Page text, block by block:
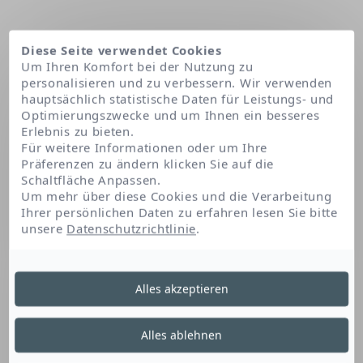
Startseite Brassica campestris (rapeseed) sterols
Brassica Campestris
(Rapeseed) Sterols
Diese Seite verwendet Cookies
Um Ihren Komfort bei der Nutzung zu
personalisieren und zu verbessern. Wir verwenden
hauptsächlich statistische Daten für Leistungs- und
Optimierungszwecke und um Ihnen ein besseres
Erlebnis zu bieten.
Für weitere Informationen oder um Ihre
Präferenzen zu ändern klicken Sie auf die
Schaltfläche Anpassen.
Um mehr über diese Cookies und die Verarbeitung
Ihrer persönlichen Daten zu erfahren lesen Sie bitte
unsere Datenschutzrichtlinie.
Alles ablehnen
Alles akzeptieren